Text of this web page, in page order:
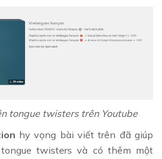
tongue twisters trên Youtube
hy vọng bài viết trên đã giúp
twisters và có thêm một